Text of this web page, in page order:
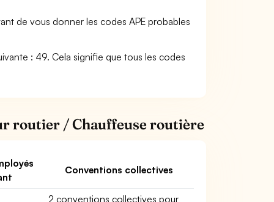
de vous donner les codes APE probables
: 49. Cela signifie que tous les codes
routier / Chauffeuse routière
Conventions collectives
2 conventions collectives pour